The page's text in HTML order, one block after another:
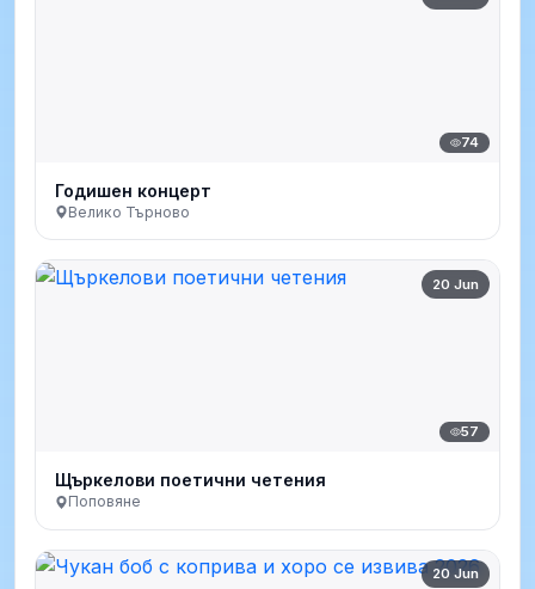
74
Годишен концерт
Велико Търново
20 Jun
57
Щъркелови поетични четения
Поповяне
20 Jun